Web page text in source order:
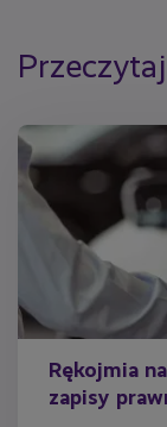
Przeczytaj
Rękojmia
zapisy